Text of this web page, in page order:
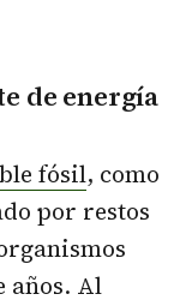
de energía
fósil, como
por restos
años. Al